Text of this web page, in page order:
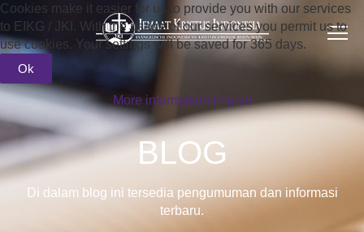
BLOG
Di dalam blog ini tersedia pengumuman dan informasi
terbaru.
Cookies make it easier for us to provide you with our services
to EIKG / JKI. With the usage of our services you permit us to
use cookies. Your settings will be saved for 365 days.
Ok
More information Imprint